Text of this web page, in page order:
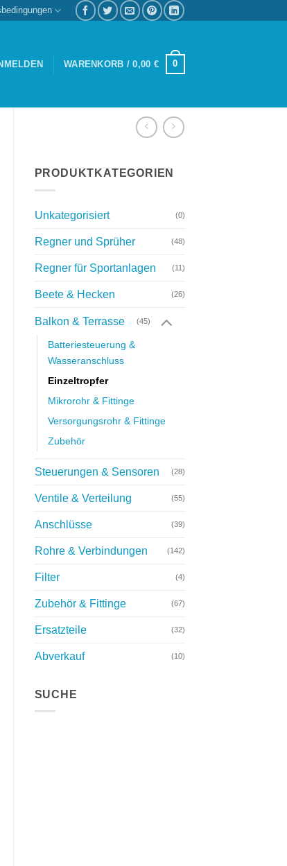
WARENKORB /0,00 € 0
PRODUKTKATEGORIEN
Unkategorisiert (0)
Regner und Sprüher (48)
Regner für Sportanlagen (11)
Beete & Hecken (26)
Balkon & Terrasse (45)
Batteriesteuerung &
Wasseranschluss
Einzeltropfer
Mikrorohr & Fittinge
Versorgungsrohr & Fittinge
Zubehör
Steuerungen & Sensoren (28)
Ventile & Verteilung (55)
Anschlüsse (39)
Rohre & Verbindungen (142)
Filter (4)
Zubehör & Fittinge (67)
Ersatzteile (32)
Abverkauf (10)
SUCHE
bar Wasserabgabe mit 8 Einzelstrahlen Menge